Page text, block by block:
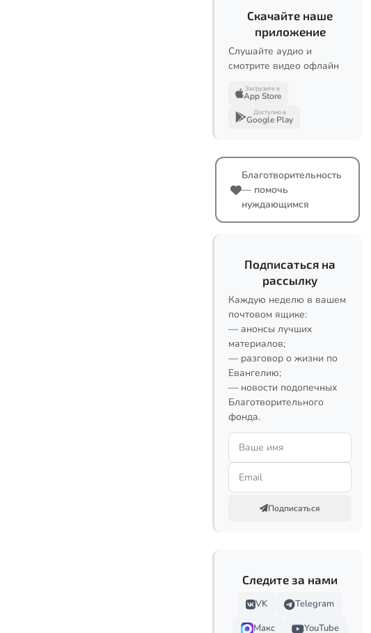
Скачайте наше
приложение
Слушайте аудио и
смотрите видео офлайн
Загрузите в
App Store
Доступно в
Google Play
Благотворительность
— помочь
нуждающимся
Подписаться на
рассылку
Каждую неделю в вашем
почтовом ящике:
— анонсы лучших
материалов;
— разговор о жизни по
Евангелию;
— новости подопечных
Благотворительного
фонда.
Подписаться
Следите за нами
VK
Telegram
Макс
YouTube